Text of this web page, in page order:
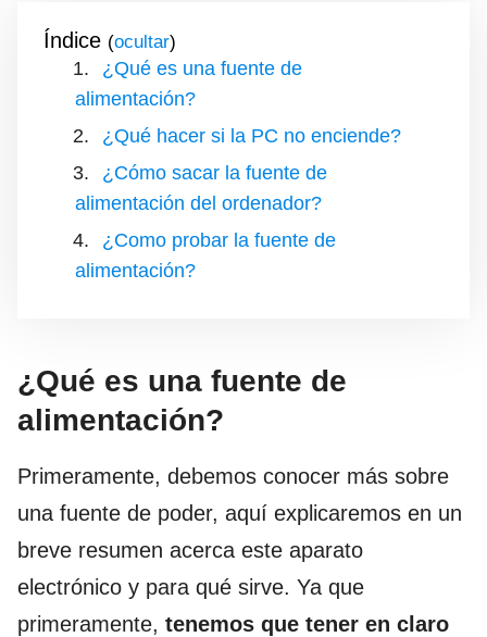
Índice ( )
¿Qué es una fuente de
alimentación?
¿Qué hacer si la PC no enciende?
¿Cómo sacar la fuente de
alimentación del ordenador?
¿Como probar la fuente de
alimentación?
¿Qué es una fuente de
alimentación?
Primeramente, debemos conocer más sobre
una fuente de poder, aquí explicaremos en un
breve resumen acerca este aparato
electrónico y para qué sirve. Ya que
primeramente, tenemos que tener en claro